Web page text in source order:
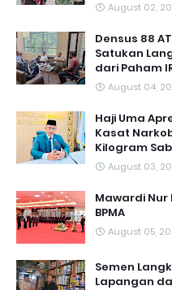
August 02,
Densus 88
Satukan
dari Paham
August 04,
Haji Uma
Kasat
Kilogram
August 03,
Mawardi Nur
BPMA
August 05,
Semen
Lapangan